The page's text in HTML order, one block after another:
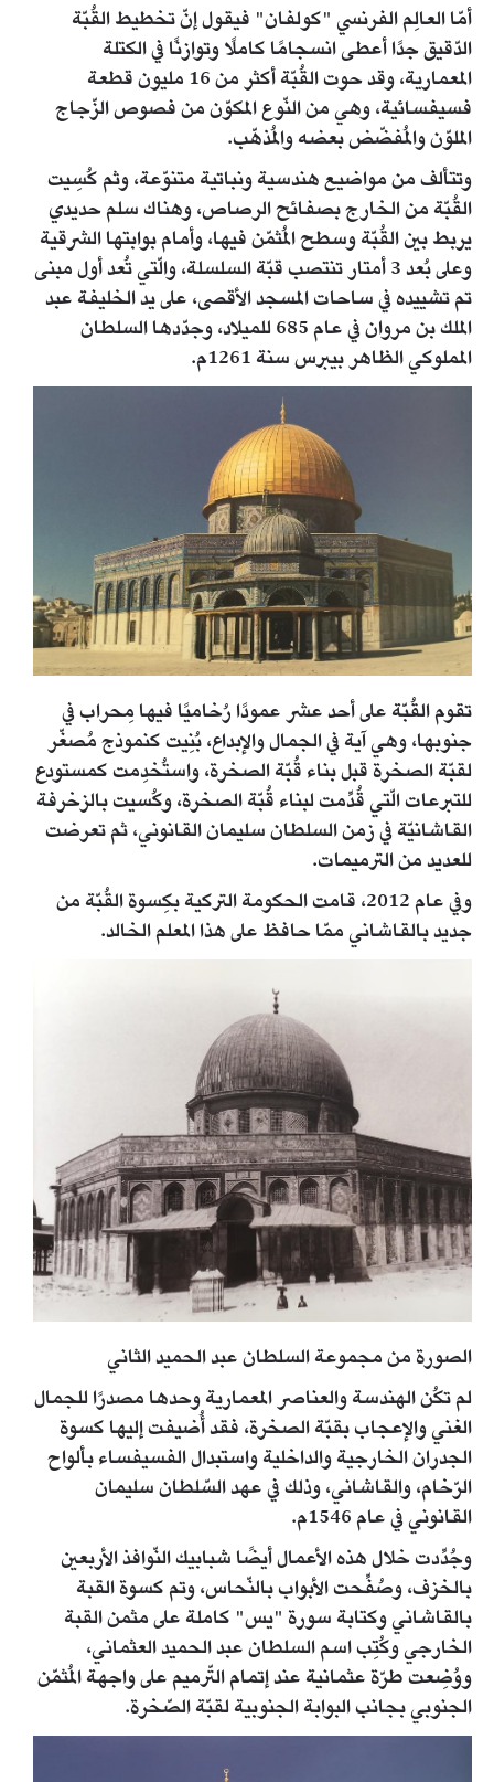
أمّا العالِم الفرنسي "كولفان" فيقول إنّ تخطيط القُبّة
الدّقيق جدًا أعطى انسجامًا كاملًا وتوازنًا في الكتلة
المعمارية، وقد حوت القُبّة أكثر من 16 مليون قطعة
فسيفسائية، وهي من النّوع المكوّن من فصوص الزّجاج
الملوّن والمُفضّض بعضه والمُذهّب.
وتتألف من مواضيع هندسية ونباتية متنوّعة، وثم كُسِيت
القُبّة من الخارج بصفائح الرصاص، وهناك سلم حديدي
يربط بين القُبّة وسطح المُثمّن فيها، وأمام بوابتها الشرقية
وعلى بُعد 3 أمتار تنتصب قبّة السلسلة، والّتي تُعد أول مبنى
تم تشييده في ساحات المسجد الأقصى، على يد الخليفة عبد
الملك بن مروان في عام 685 للميلاد، وجدّدها السلطان
المملوكي الظاهر بيبرس سنة 1261م.
تقوم القُبّة على أحد عشر عمودًا رُخاميًا فيها مِحراب في
جنوبها، وهي آية في الجمال والإبداع، بُنِيت كنموذج مُصغّر
لقبّة الصخرة قبل بناء قُبّة الصخرة، واستُخدِمت كمستودع
للتبرعات الّتي قُدِّمت لبناء قُبّة الصخرة، وكُسيت بالزخرفة
القاشانيّة في زمن السلطان سليمان القانوني، ثم تعرضت
للعديد من الترميمات.
وفي عام 2012، قامت الحكومة التركية بكِسوة القُبّة من
جديد بالقاشاني ممّا حافظ على هذا المعلم الخالد.
الصورة من مجموعة السلطان عبد الحميد الثاني
لم تكُن الهندسة والعناصر المعمارية وحدها مصدرًا للجمال
الغني والإعجاب بقبّة الصخرة، فقد أُضيفت إليها كسوة
الجدران الخارجية والداخلية واستبدال الفسيفساء بألواح
الرّخام، والقاشاني، وذلك في عهد السّلطان سليمان
القانوني في عام 1546م.
وجُدِّدت خلال هذه الأعمال أيضًا شبابيك النّوافذ الأربعين
بالخزف، وصُفِّحت الأبواب بالنّحاس، وتم كسوة القبة
بالقاشاني وكتابة سورة "يس" كاملة على مثمن القبة
الخارجي وكُتِب اسم السلطان عبد الحميد العثماني،
ووُضِعت طرّة عثمانية عند إتمام التّرميم على واجهة المُثمّن
الجنوبي بجانب البوابة الجنوبية لقبّة الصّخرة.